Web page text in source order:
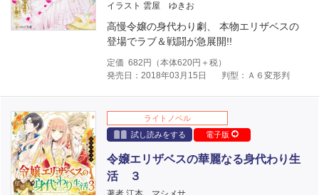
イラスト 雲屋 ゆきお
高慢令嬢の身代わり劇、 本物エリザベスの
登場でラブ＆戦闘が急展開!!
定価 682 円（本体620円＋税）
発売日：2018年03月15日
判型：Ａ６変形判
ライトノベル
試し読みをする
電子版
令嬢エリザベスの華麗なる身代わり生
活 ３